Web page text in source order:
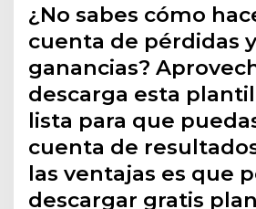
¿No sabes cómo
cuenta de pérdidas y
ganancias?
descarga esta
lista para que
cuenta de
las ventajas es que
descargar gratis